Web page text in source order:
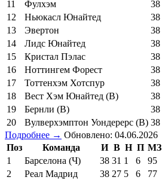
11
Фулхэм 38
12
Ньюкасл Юнайтед 38
13
Эвертон 38
14
Лидс Юнайтед 38
15
Кристал Пэлас 38
16
Ноттингем Форест 38
17
Тоттенхэм Хотспур 38
18
Вест Хэм Юнайтед (В) 38
19
Бернли (В) 38
20
Вулверхэмптон Уондерерс (В) 38
Подробнее → Обновлено: 04.06.2026
Поз
Команда И В Н П МЗ
1
Барселона (Ч) 38 31 1 6 95
2
Реал Мадрид 38 27 5 6 77